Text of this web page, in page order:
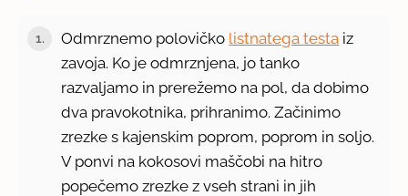
1. Odmrznemo polovičko listnatega testa iz
zavoja. Ko je odmrznjena, jo tanko
razvaljamo in prerežemo na pol, da dobimo
dva pravokotnika, prihranimo. Začinimo
zrezke s kajenskim poprom, poprom in soljo.
V ponvi na kokosovi maščobi na hitro
popečemo zrezke z vseh strani in jih